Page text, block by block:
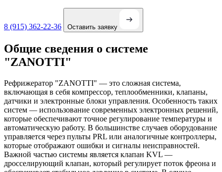
8 (915) 362-22-36 Оставить заявку
Общие сведения о системе
"ZANOTTI"
Рефрижератор "ZANOTTI" — это сложная система,
включающая в себя компрессор, теплообменники, клапаны,
датчики и электронные блоки управления. Особенность таких
систем — использование современных электронных решений,
которые обеспечивают точное регулирование температуры и
автоматическую работу. В большинстве случаев оборудование
управляется через пульты PRL или аналогичные контроллеры,
которые отображают ошибки и сигналы неисправностей.
Важной частью системы является клапан KVL —
дросселирующий клапан, который регулирует поток фреона и